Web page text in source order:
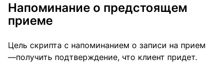
Напоминание о предстоящем
приеме
Цель скрипта с напоминанием о записи на прием
—получить подтверждение, что клиент придет.